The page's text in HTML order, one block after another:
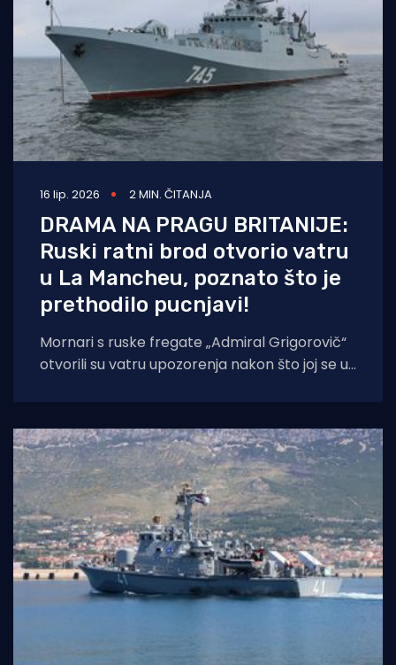
16 lip. 2026 2 MIN. ČITANJA
DRAMA NA PRAGU BRITANIJE:
Ruski ratni brod otvorio vatru
u La Mancheu, poznato što je
prethodilo pucnjavi!
Mornari s ruske fregate „Admiral Grigorovič“
otvorili su vatru upozorenja nakon što joj se u